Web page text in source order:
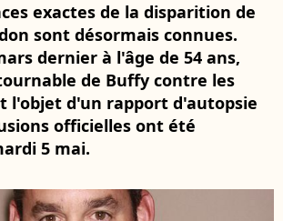
exactes de la disparition de
sont désormais connues.
dernier à l'âge de 54 ans,
de Buffy contre les
l'objet d'un rapport d'autopsie
officielles ont été
5 mai.